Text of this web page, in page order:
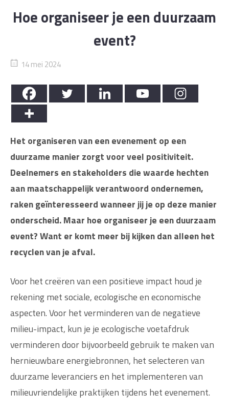
Hoe organiseer je een duurzaam
event?
14 mei 2024
Het organiseren van een evenement op een
duurzame manier zorgt voor veel positiviteit.
Deelnemers en stakeholders die waarde hechten
aan maatschappelijk verantwoord ondernemen,
raken geïnteresseerd wanneer jij je op deze manier
onderscheid. Maar hoe organiseer je een duurzaam
event? Want er komt meer bij kijken dan alleen het
recyclen van je afval.
Voor het creëren van een positieve impact houd je
rekening met sociale, ecologische en economische
aspecten. Voor het verminderen van de negatieve
milieu-impact, kun je je ecologische voetafdruk
verminderen door bijvoorbeeld gebruik te maken van
hernieuwbare energiebronnen, het selecteren van
duurzame leveranciers en het implementeren van
milieuvriendelijke praktijken tijdens het evenement.